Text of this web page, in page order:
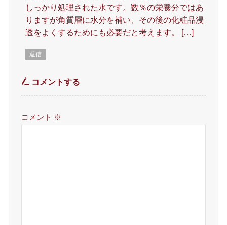
しっかり処理された水です。数％の栄養分ではあ
りますが角質層に水分を補い、その後の化粧品浸
透をよくするためにも必要だと考えます。 […]
返信
コメントする
コメント ※